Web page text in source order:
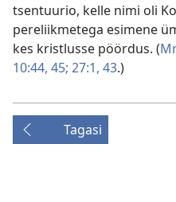
tsentuurio, kelle nimi oli
pereliikmetega esimene
kes kristlusse pöördus. (
10:44, 45; 27:1, 43.)
Tagasi